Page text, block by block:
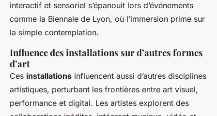
interactif et sensoriel s’épanouit lors d’événements
comme la Biennale de Lyon, où l’immersion prime sur
la simple contemplation.
Influence des installations sur d’autres formes
d’art
Ces installations influencent aussi d’autres disciplines
artistiques, perturbant les frontières entre art visuel,
performance et digital. Les artistes explorent des